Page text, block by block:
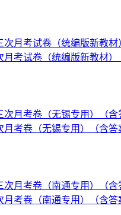
考试卷（统编版新教材）
考卷（无锡专用）（含答
考卷（南通专用）（含答